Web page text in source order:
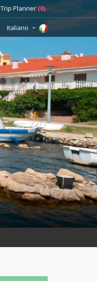
Trip Planner (0)
Italiano